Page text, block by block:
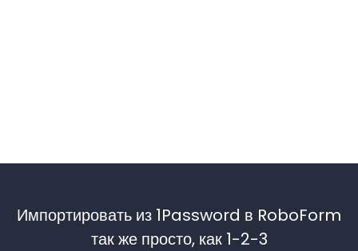
Импортировать из 1Password в RoboForm
так же просто, как 1-2-3